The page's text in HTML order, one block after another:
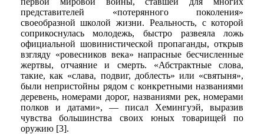
представителей «потерянного поколения»
своеобразной школой жизни. Реальность, с которой
соприкоснулась молодежь, быстро развеяла ложь
официальной шовинистической пропаганды, открыв
взгляду «ровесников века» напрасные бесчисленные
жертвы, отчаяние и смерть. «Абстрактные слова,
такие, как «слава, подвиг, доблесть» или «святыня»,
были непристойны рядом с конкретными названиями
деревень, номерами дорог, названиями рек, номерами
полков и датами», — писал Хемингуэй, выразив
чувства большинства своих юных товарищей по
оружию [3].